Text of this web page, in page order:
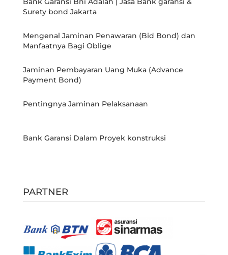
Surety bond Jakarta
Mengenal Jaminan Penawaran (Bid Bond) dan
Manfaatnya Bagi Oblige
Jaminan Pembayaran Uang Muka (Advance
Payment Bond)
Pentingnya Jaminan Pelaksanaan
Bank Garansi Dalam Proyek konstruksi
PARTNER